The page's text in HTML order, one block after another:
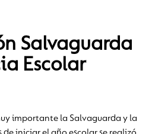
Salvaguarda
Escolar
importante la Salvaguarda y la